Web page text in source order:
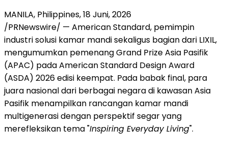
MANILA, Philippines,18 Juni, 2026
/PRNewswire/ — American Standard, pemimpin
industri solusi kamar mandi sekaligus bagian dari LIXIL,
mengumumkan pemenang Grand Prize Asia Pasifik
(APAC) pada American Standard Design Award
(ASDA) 2026 edisi keempat. Pada babak final, para
juara nasional dari berbagai negara di kawasan Asia
Pasifik menampilkan rancangan kamar mandi
multigenerasi dengan perspektif segar yang
merefleksikan tema "Inspiring Everyday Living".